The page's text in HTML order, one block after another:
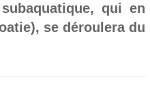
qui en
se déroulera du